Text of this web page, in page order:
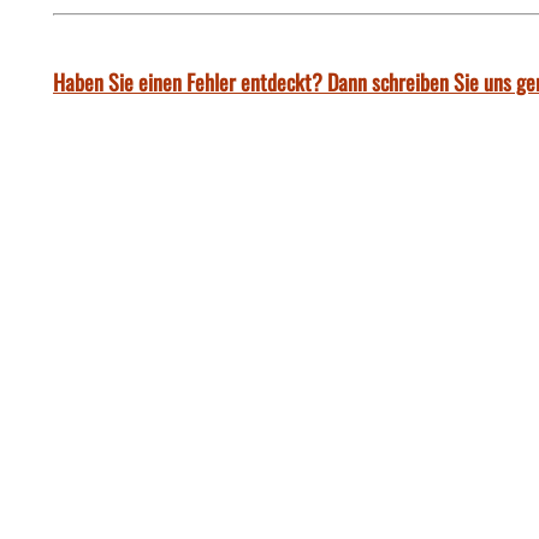
Haben Sie einen Fehler entdeckt? Dann schreiben Sie uns